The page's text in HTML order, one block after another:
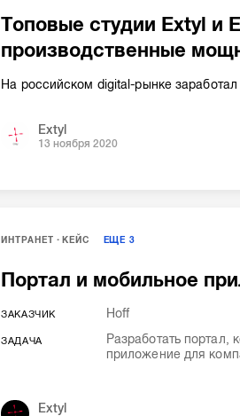
Топовые студии Extyl и
производственные
На российском digital-рынке
Extyl
13 ноября 2020
ИНТРАНЕТ КЕЙС ЕЩЕ 3
Портал и мобильное
ЗАКАЗЧИК Hoff
ЗАДАЧА
Разработать портал,
приложение для
Extyl